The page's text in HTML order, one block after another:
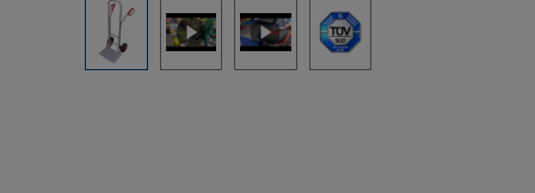
Bildergalerie überspringen